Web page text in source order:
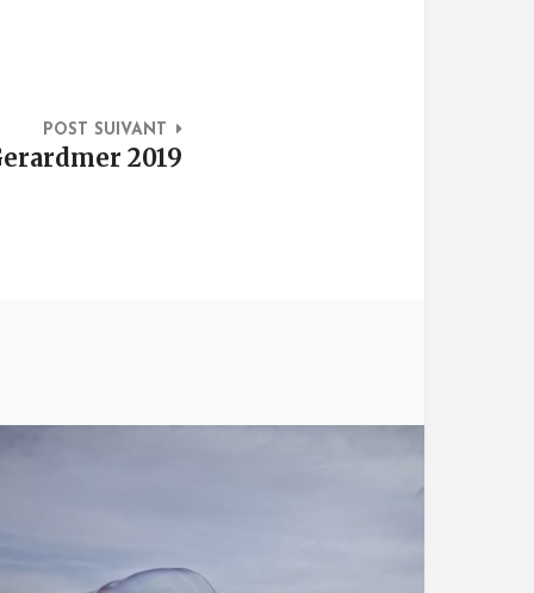
POST SUIVANT
2019